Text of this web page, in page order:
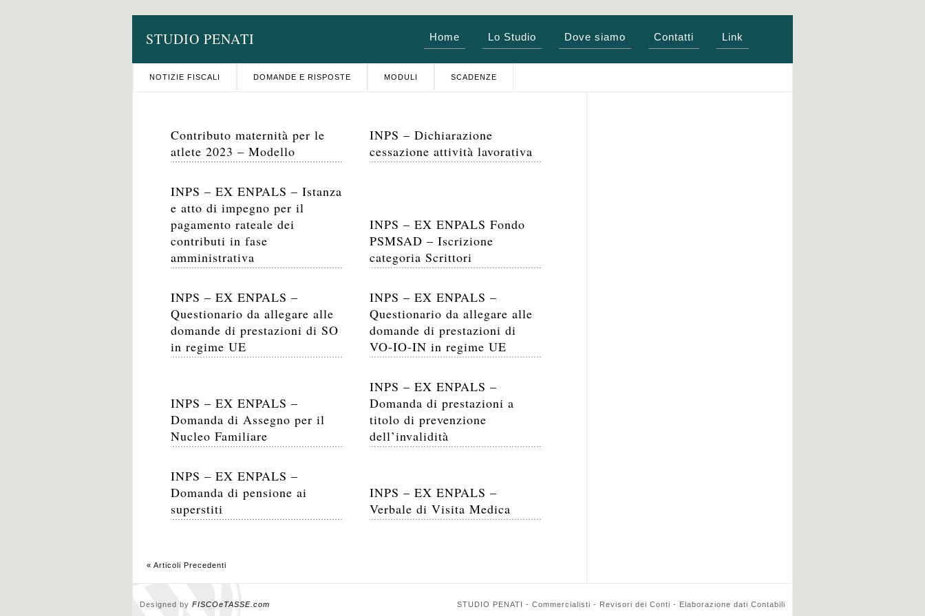
STUDIO PENATI Home Lo Studio Dove siamo Contatti Link
NOTIZIE FISCALI DOMANDE E RISPOSTE MODULI SCADENZE
Contributo maternità per le
atlete 2023 – Modello
INPS – Dichiarazione
cessazione attività lavorativa
INPS – EX ENPALS – Istanza
e atto di impegno per il
pagamento rateale dei
contributi in fase
amministrativa
INPS – EX ENPALS Fondo
PSMSAD – Iscrizione
categoria Scrittori
INPS – EX ENPALS –
Questionario da allegare alle
domande di prestazioni di SO
in regime UE
INPS – EX ENPALS –
Questionario da allegare alle
domande di prestazioni di
VO-IO-IN in regime UE
INPS – EX ENPALS –
Domanda di Assegno per il
Nucleo Familiare
INPS – EX ENPALS –
Domanda di prestazioni a
titolo di prevenzione
dell’invalidità
INPS – EX ENPALS –
Domanda di pensione ai
superstiti
INPS – EX ENPALS –
Verbale di Visita Medica
« Articoli Precedenti
Designed by FISCOeTASSE.com STUDIO PENATI - Commercialisti - Revisori dei Conti - Elaborazione dati Contabili